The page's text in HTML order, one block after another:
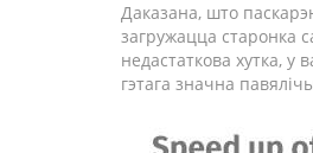
Даказана, што
загружацца старонка
недастаткова хутка,
гэтага значна